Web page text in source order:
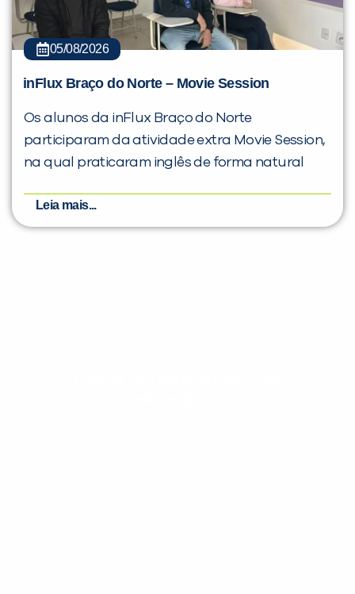
05/08/2026
inFlux Braço do Norte – Movie Session
Os alunos da inFlux Braço do Norte
participaram da atividade extra Movie Session,
na qual praticaram inglês de forma natural
Leia mais...